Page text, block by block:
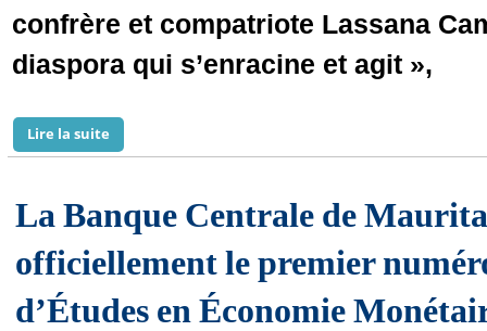
confrère et compatriote Lassana
diaspora qui s’enracine et agit »,
Lire la suite
La Banque Centrale de
officiellement le premier
d’Études en Économie